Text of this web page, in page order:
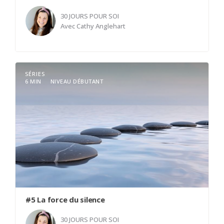
30 JOURS POUR SOI
AvecCathy Anglehart
Venir se déposer de son centre, venir s'enraciner
à l'intérieur de soi. Par notre simple attention
SÉRIES
6 MIN
NIVEAU DÉBUTANT
#5 La force du silence
30 JOURS POUR SOI